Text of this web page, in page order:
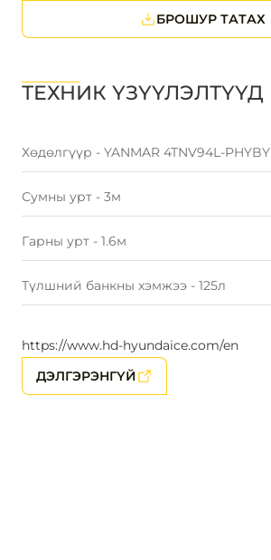
БРОШУР ТАТАХ
ТЕХНИК ҮЗҮҮЛЭЛТҮҮД
Хөдөлгүүр - YANMAR 4TNV94L-PHYBY
Сумны урт - 3м
Гарны урт - 1.6м
Түлшний банкны хэмжээ - 125л
https://www.hd-hyundaice.com/en
ДЭЛГЭРЭНГҮЙ